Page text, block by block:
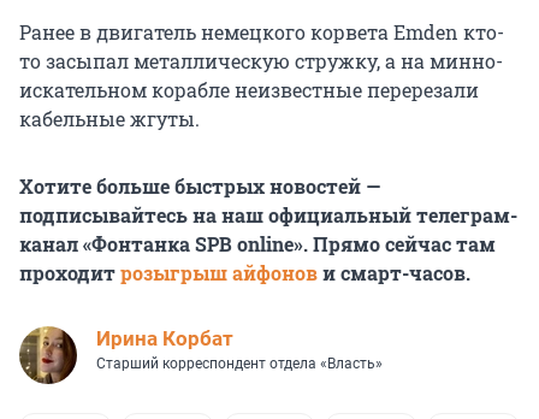
Ранее в двигатель немецкого корвета Emden кто-
то засыпал металлическую стружку, а на минно-
искательном корабле неизвестные перерезали
кабельные жгуты.
Хотите больше быстрых новостей —
подписывайтесь на наш официальный телеграм-
канал «Фонтанка SPB online». Прямо сейчас там
проходитрозыгрыш айфонови смарт-часов.
Иpина Корбат
Старший корреспондент отдела «Власть»